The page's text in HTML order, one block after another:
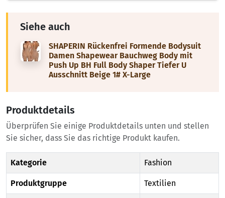
Siehe auch
SHAPERIN Rückenfrei Formende Bodysuit
Damen Shapewear Bauchweg Body mit
Push Up BH Full Body Shaper Tiefer U
Ausschnitt Beige 1# X-Large
Produktdetails
Überprüfen Sie einige Produktdetails unten und stellen
Sie sicher, dass Sie das richtige Produkt kaufen.
Kategorie Fashion
Produktgruppe Textilien